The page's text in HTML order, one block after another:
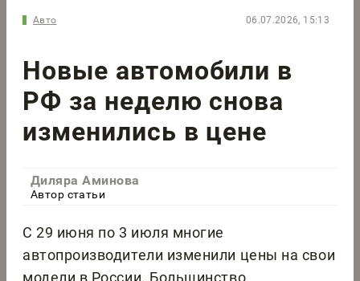
Авто 06.07.2026, 15:13
Новые автомобили в
РФ за неделю снова
изменились в цене
Диляра Аминова
Автор статьи
С 29 июня по 3 июля многие
автопроизводители изменили цены на свои
модели в России. Большинство